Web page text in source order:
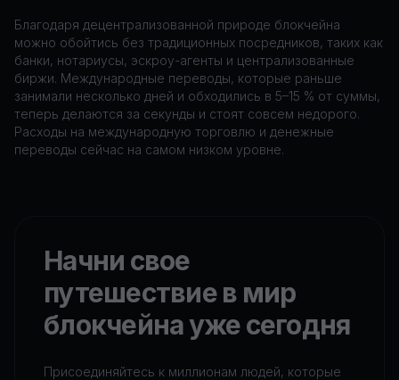
Благодаря децентрализованной природе блокчейна
можно обойтись без традиционных посредников, таких как
банки, нотариусы, эскроу-агенты и централизованные
биржи. Международные переводы, которые раньше
занимали несколько дней и обходились в 5–15 % от суммы,
теперь делаются за секунды и стоят совсем недорого.
Расходы на международную торговлю и денежные
переводы сейчас на самом низком уровне.
Начни свое
путешествие в мир
блокчейна уже сегодня
Присоединяйтесь к миллионам людей, которые